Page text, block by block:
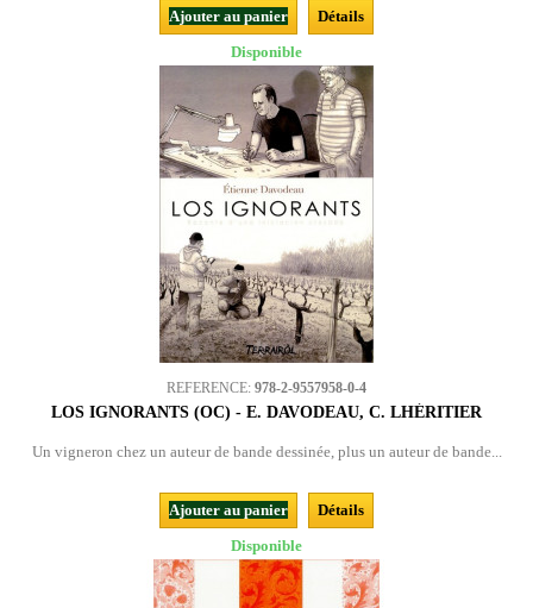
Ajouter au panier
Détails
Disponible
REFERENCE: 978-2-9557958-0-4
LOS IGNORANTS (OC) - E. DAVODEAU, C. LHÉRITIER
Un vigneron chez un auteur de bande dessinée, plus un auteur de bande...
Ajouter au panier
Détails
Disponible